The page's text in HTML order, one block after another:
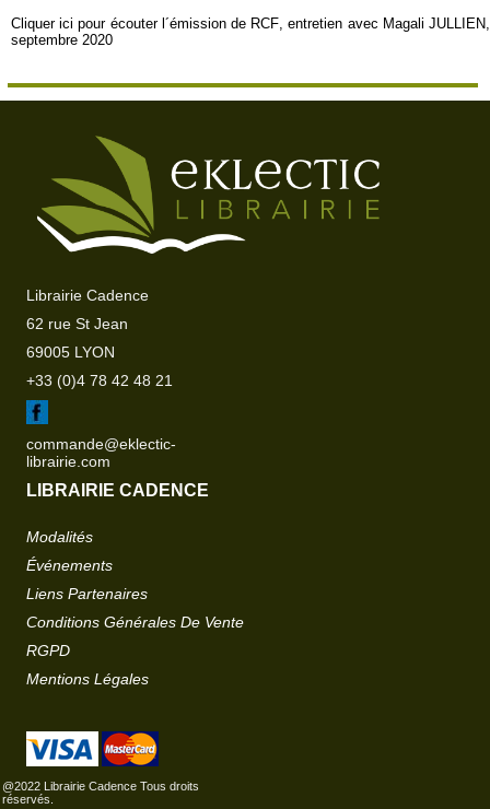
Cliquer ici pour écouter l´émission de RCF, entretien avec Magali JULLIEN,
septembre 2020
Librairie Cadence
62 rue St Jean
69005 LYON
+33 (0)4 78 42 48 21
commande@eklectic-
librairie.com
LIBRAIRIE CADENCE
Modalités
Événements
Liens Partenaires
Conditions Générales De Vente
RGPD
Mentions Légales
@2022 Librairie Cadence Tous droits
réservés.